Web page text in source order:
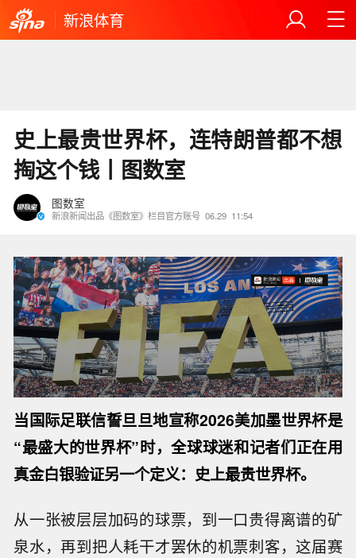
新浪体育
史上最贵世界杯，连特朗普都不想
掏这个钱丨图数室
图数室
新浪新闻出品《图数室》栏目官方账号 06.29 11:54
当国际足联信誓旦旦地宣称2026美加墨世界杯是
“最盛大的世界杯”时，全球球迷和记者们正在用
真金白银验证另一个定义：史上最贵世界杯。
从一张被层层加码的球票，到一口贵得离谱的矿
泉水，再到把人耗干才罢休的机票刺客，这届赛